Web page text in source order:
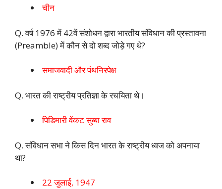
चीन
Q. वर्ष 1976 में 42वें संशोधन द्वारा भारतीय संविधान की प्रस्तावना
(Preamble) में कौन से दो शब्द जोड़े गए थे?
समाजवादी और पंथनिरपेक्ष
Q. भारत की राष्ट्रीय प्रतिज्ञा के रचयिता थे।
पिडिमारी वेंकट सुब्बा राव
Q. संविधान सभा ने किस दिन भारत के राष्ट्रीय ध्वज को अपनाया
था?
22 जुलाई, 1947